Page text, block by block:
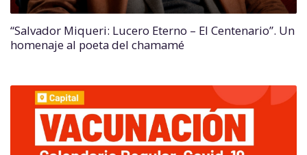
“Salvador Miqueri: Lucero Eterno – El Centenario”. Un
homenaje al poeta del chamamé